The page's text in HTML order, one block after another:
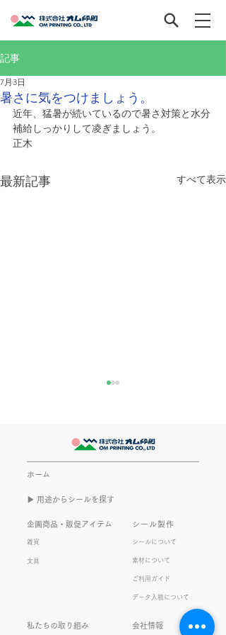
記事
暑さに気をつけましょう。
7月3日
近年、猛暑が続いているので暑さ対策と水分
補給しっかりして凌ぎましょう。
正木
最新記事 すべて表示
このブログで、きなこの話を
また書くのかって？ それは、
供してくれたから･･･ アッセ
ンブリ事業部のきなこ(ニック
ネーム)は、漢字がちょっぴり
苦手。 だけど本人はいつも自
信満々。 【彼女の書いた漢字
の間違い例】 機械説定×⇒設
固 ×⇒証拠〇 間違いを指
ホーム
▶︎ 用途からシールを探す
企画商品・販促アイテム
雑貨
文具
シール製作
シールについて
素材について
ご利用ガイド
データ入稿について
私たちの取り組み 会社情報